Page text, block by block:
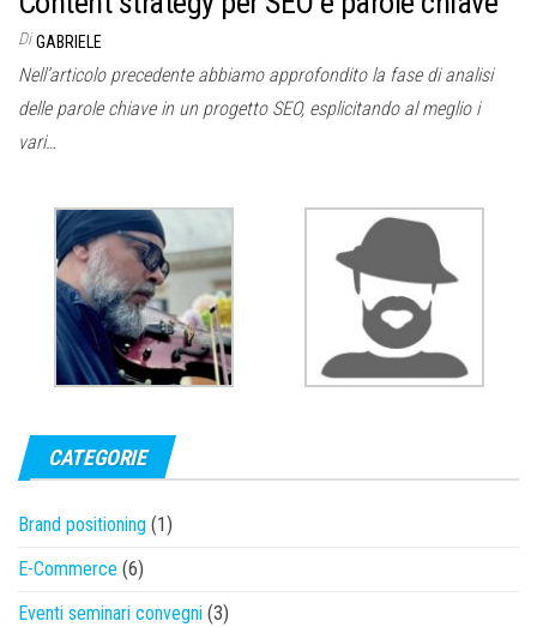
Di GABRIELE
Nell’articolo precedente abbiamo approfondito la fase di analisi
delle parole chiave in un progetto SEO, esplicitando al meglio i
vari…
CATEGORIE
Brand positioning (1)
E-Commerce (6)
Eventi seminari convegni (3)